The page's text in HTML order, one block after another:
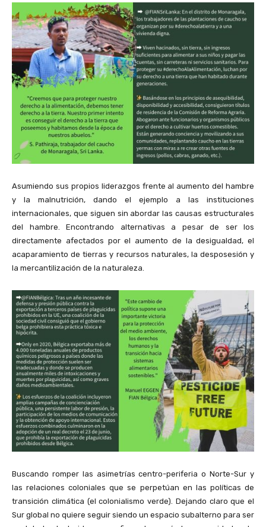
Asumiendo sus propios liderazgos frente al aumento del hambre
y la malnutrición, dando el ejemplo a las instituciones
internacionales, que siguen sin abordar las causas estructurales
del hambre. Encontrando alternativas a pesar de ser los
directamente afectados por el aumento de la desigualdad, el
acaparamiento de tierras y recursos naturales, la desposesión y
la mercantilización de la naturaleza.
Buscando romper las asimetrías centro-periferia o Norte-Sur y
las relaciones coloniales que se perpetúan en las políticas de
transición climática (el colonialismo verde). Dejando claro que el
Sur global no quiere seguir siendo un espacio subalterno para ser